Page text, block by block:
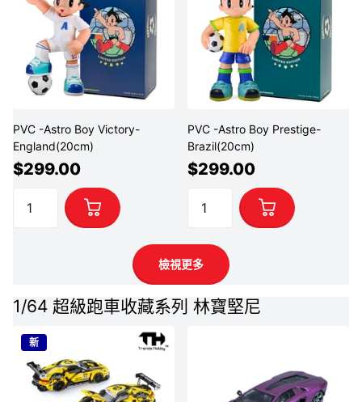
PVC -Astro Boy Victory-
England(20cm)
$299.00
PVC -Astro Boy Prestige-
Brazil(20cm)
$299.00
檢視更多
1/64 超級跑車收藏系列 林寶堅尼
新